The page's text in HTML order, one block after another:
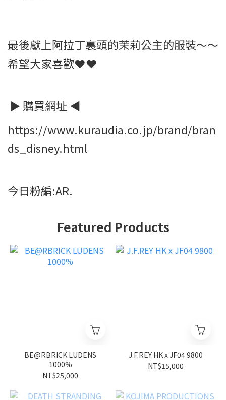
最後獻上阿拉丁裏頭的茉莉公主的服裝～～
希望大家喜歡❤❤
► 購買網址 ◀
https://www.kuraudia.co.jp/brand/bran
ds_disney.html
今日粉編:AR.
Featured Products
BE@RBRICK LUDENS
1000%
NT$25,000
J.F.REY HK x JF04 9800
NT$15,000